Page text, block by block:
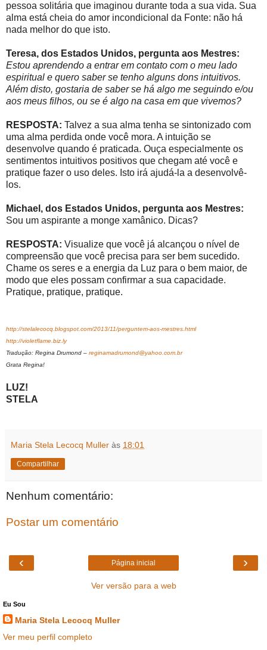
pessoa solitária que imaginou durante toda a sua vida. Sua
alma está cheia do amor incondicional da Fonte: não há
nada melhor do que isto.
Teresa, dos Estados Unidos, pergunta aos Mestres:
Estou aprendendo a entrar em contato com o meu lado
espiritual e quero saber se tenho alguns dons intuitivos.
Além disto, gostaria de saber se há algo me seguindo e/ou
aos meus filhos, ou se é algo na casa em que vivemos?
RESPOSTA: Talvez a sua alma tenha se sintonizado com
uma alma perdida onde você mora. A intuição se
desenvolve quando é praticada. Ouça especialmente os
sentimentos intuitivos positivos que chegam até você e
pratique fazer o uso deles. Isto irá ajudá-la a desenvolvê-
los.
Michael, dos Estados Unidos, pergunta aos Mestres:
Sou um aspirante a monge xamânico. Dicas?
RESPOSTA: Visualize que você já alcançou o nível de
compreensão que você precisa para ser bem sucedido.
Chame os seres e a energia da Luz para o bem maior, de
modo que eles possam confirmar a sua capacidade.
Pratique, pratique, pratique.
http://stelalecocq.blogspot.com/2013/11/perguntem-aos-mestres.html
http://violetflame.biz.ly
Tradução: Regina Drumond – reginamadrumond@yahoo.com.br
Grata Regina!
LUZ!
STELA
Maria Stela Lecocq Muller às 18:01
Compartilhar
Nenhum comentário:
Postar um comentário
‹ ›
Página inicial
Ver versão para a web
Eu Sou
Maria Stela Lecocq Muller
Ver meu perfil completo